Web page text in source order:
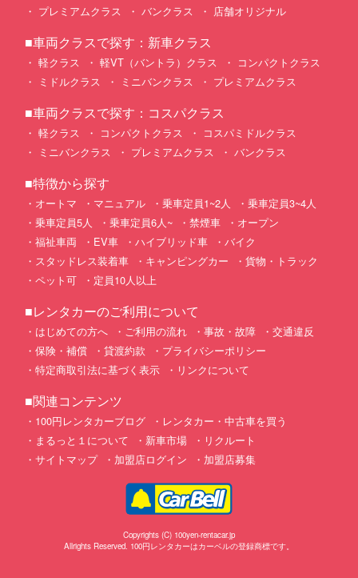
プレミアムクラス
バンクラス 店舗オリジナル
■車両クラスで探す：新車クラス
軽クラス 軽VT（バントラ）クラス
コンパクトクラス
ミドルクラス
ミニバンクラス プレミアムクラス
■車両クラスで探す：コスパクラス
軽クラス コンパクトクラス
コスパミドルクラス
ミニバンクラス
プレミアムクラス バンクラス
■特徴から探す
オートマ マニュアル 乗車定員1~2人
乗車定員3~4人
乗車定員5人
乗車定員6人~ 禁煙車
オープン
福祉車両
EV車 ハイブリッド車
バイク
スタッドレス装着車
キャンピングカー
貨物・トラック
ペット可
定員10人以上
■レンタカーのご利用について
はじめての方へ ご利用の流れ 事故・故障
交通違反
保険・補償
貸渡約款
プライバシーポリシー
特定商取引法に基づく表示
リンクについて
■関連コンテンツ
100円レンタカーブログ
レンタカー・中古車を買う
まるっと１について
新車市場
リクルート
サイトマップ
加盟店ログイン 加盟店募集
Copyrights (C) 100yen-rentacar.jp
Allrights Reserved. 100円レンタカーはカーベルの登録商標です。